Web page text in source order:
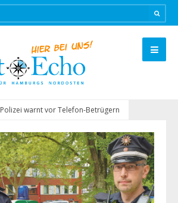
Polizei warnt vor Telefon-Betrügern